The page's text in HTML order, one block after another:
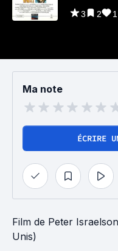
3 2 1
Ma note
ÉCRIRE
Film de Peter Israelson
Unis)